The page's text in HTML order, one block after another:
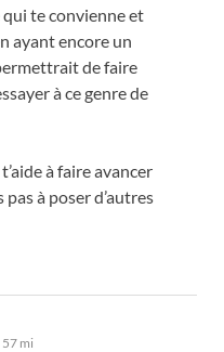
te convienne et
ayant encore un
de faire
à ce genre de
à faire avancer
pas à poser d’autres
mi